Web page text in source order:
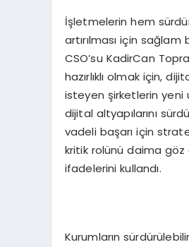
İşletmelerin hem
artırılması için
CSO’su KadirCan
hazırlıklı olmak için,
isteyen şirketlerin yeni
dijital altyapılarını
vadeli başarı için
kritik rolünü daima göz
ifadelerini kullandı.
Kurumların